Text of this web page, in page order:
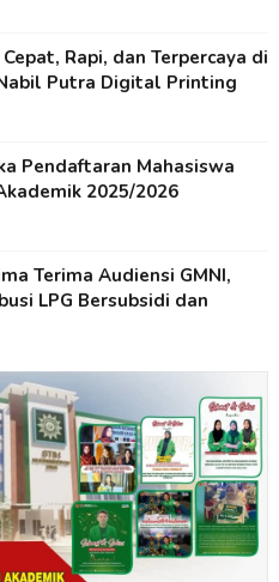
Rapi, dan Terpercaya di
Putra Digital Printing
Pendaftaran Mahasiswa
2025/2026
Terima Audiensi GMNI,
LPG Bersubsidi dan